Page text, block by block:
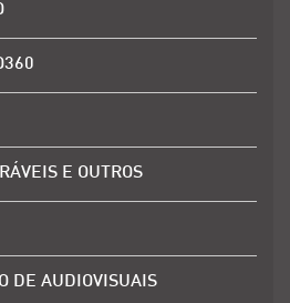
E OUTROS
DE AUDIOVISUAIS